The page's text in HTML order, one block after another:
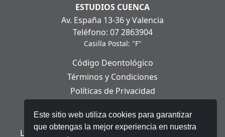
Este sitio web utiliza cookies para garantizar
que obtengas la mejor experiencia en nuestra
ESTUDIOS CUENCA
Av. España 13-36 y Valencia
Teléfono: 07 2863904
Casilla Postal: "F"
Código Deontológico
Términos y Condiciones
Políticas de Privacidad
Aviso Legal
Ley Orgánica de Protección de Datos Personales